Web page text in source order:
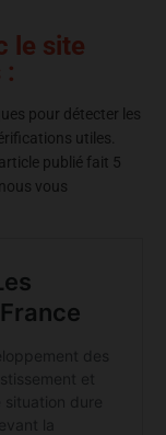
le site
:
pour détecter les
utiles.
publié fait 5
vous